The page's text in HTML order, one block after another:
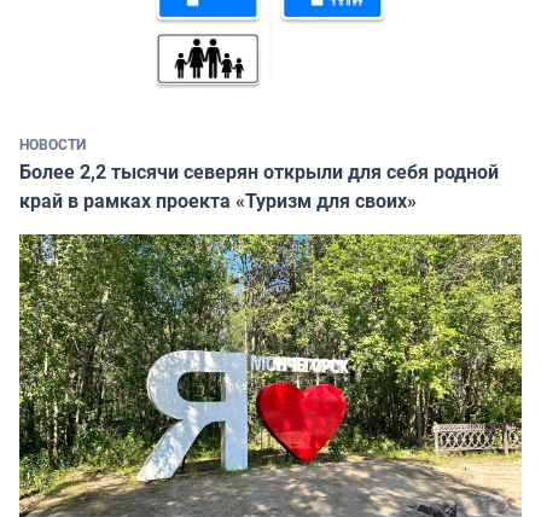
НОВОСТИ
Более 2,2 тысячи северян открыли для себя родной
край в рамках проекта «Туризм для своих»